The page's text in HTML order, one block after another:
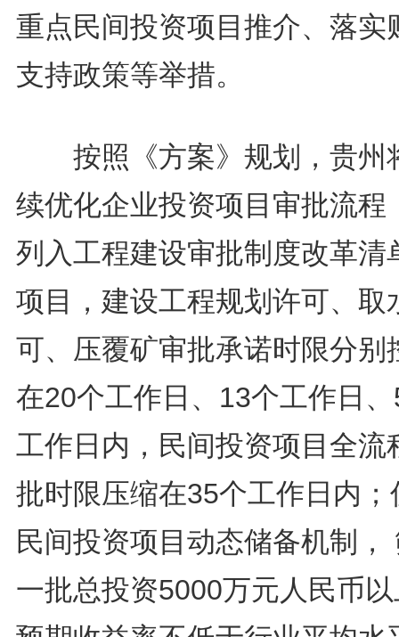
重点民间投资项目推介、落实
支持政策等举措。
按照《方案》规划，贵州
续优化企业投资项目审批流程
列入工程建设审批制度改革清
项目，建设工程规划许可、取
可、压覆矿审批承诺时限分别
在20个工作日、13个工作日
工作日内，民间投资项目全流
批时限压缩在35个工作日内；
民间投资项目动态储备机制，
一批总投资5000万元人民币